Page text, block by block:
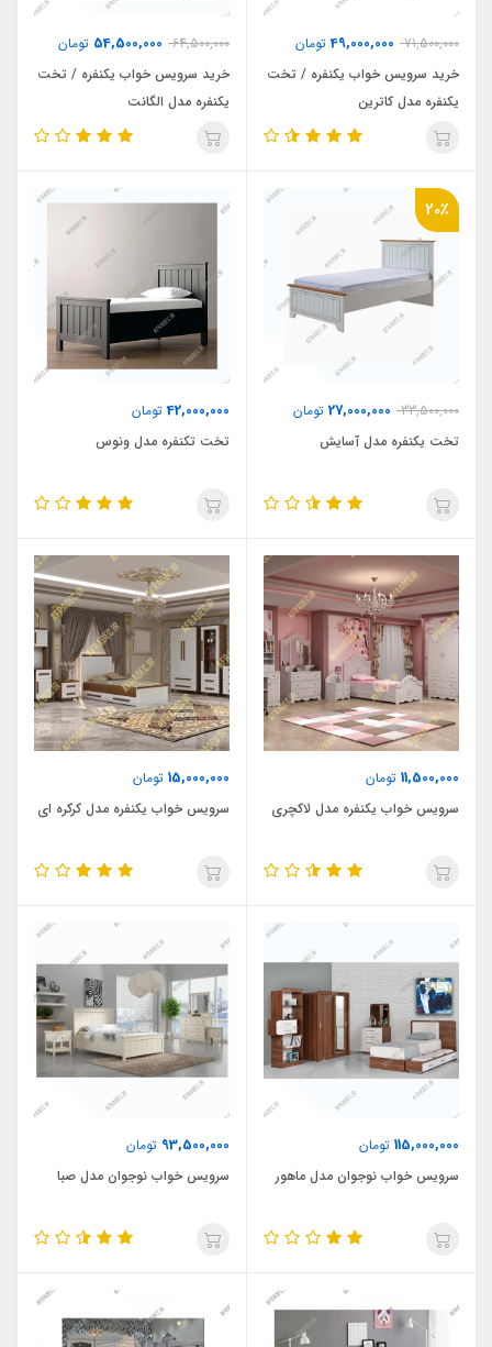
71,500,000
49,000,000تومان
خرید سرویس خواب یکنفره / تخت
یکنفره مدل کاترین
64,500,000
54,500,000 تومان
خرید سرویس خواب یکنفره / تخت
یکنفره مدل الگانت
20٪
33,500,000
27,000,000 تومان
تخت یکنفره مدل آسایش
42,000,000تومان
تخت تکنفره مدل ونوس
11,500,000 تومان
سرویس خواب یکنفره مدل لاکچری
15,000,000 تومان
سرویس خواب یکنفره مدل کرکره ای
115,000,000 تومان
سرویس خواب نوجوان مدل ماهور
93,500,000 تومان
سرویس خواب نوجوان مدل صبا